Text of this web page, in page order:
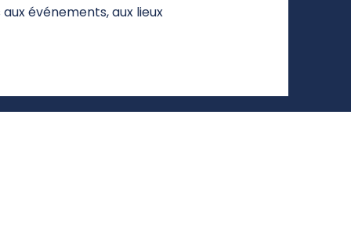
événements, aux lieux